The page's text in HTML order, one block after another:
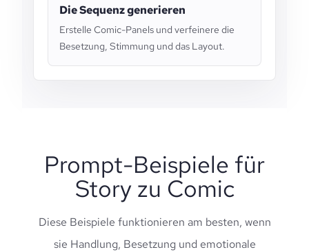
Die Sequenz generieren
Erstelle Comic-Panels und verfeinere die
Besetzung, Stimmung und das Layout.
Prompt-Beispiele für
Story zu Comic
Diese Beispiele funktionieren am besten, wenn
sie Handlung, Besetzung und emotionale